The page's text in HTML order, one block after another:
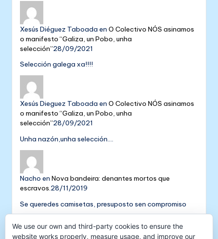
Xesús Diéguez Taboada en O Colectivo NÓS asinamos
o manifesto “Galiza, un Pobo, unha
selección”28/09/2021
Selección galega xa!!!!
Xesús Dieguez Taboada en O Colectivo NÓS asinamos
o manifesto “Galiza, un Pobo, unha
selección”28/09/2021
Unha nazón,unha selección....
Nacho en Nova bandeira: denantes mortos que
escravos.28/11/2019
Se queredes camisetas, presuposto sen compromiso
Colectivo NósenV Aniversario do Colectivo
We use our own and third-party cookies to ensure the
website works properly, measure usage, and improve our